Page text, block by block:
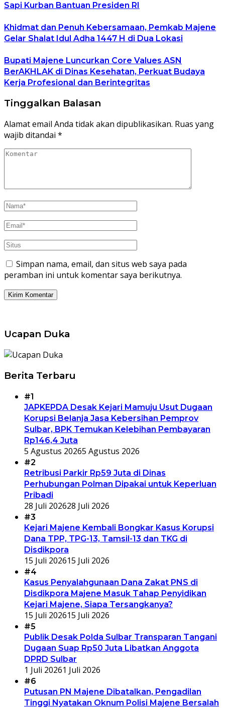
Sapi Kurban Bantuan Presiden RI
Khidmat dan Penuh Kebersamaan, Pemkab Majene
Gelar Shalat Idul Adha 1447 H di Dua Lokasi
Bupati Majene Luncurkan Core Values ASN
BerAKHLAK di Dinas Kesehatan, Perkuat Budaya
Kerja Profesional dan Berintegritas
Tinggalkan Balasan
Alamat email Anda tidak akan dipublikasikan. Ruas yang
wajib ditandai *
Simpan nama, email, dan situs web saya pada
peramban ini untuk komentar saya berikutnya.
Ucapan Duka
Berita Terbaru
#1
JAPKEPDA Desak Kejari Mamuju Usut Dugaan
Korupsi Belanja Jasa Kebersihan Pemprov
Sulbar, BPK Temukan Kelebihan Pembayaran
Rp146,4 Juta
5 Agustus 20265 Agustus 2026
#2
Retribusi Parkir Rp59 Juta di Dinas
Perhubungan Polman Dipakai untuk Keperluan
Pribadi
28 Juli 202628 Juli 2026
#3
Kejari Majene Kembali Bongkar Kasus Korupsi
Dana TPP, TPG-13, Tamsil-13 dan TKG di
Disdikpora
15 Juli 202615 Juli 2026
#4
Kasus Penyalahgunaan Dana Zakat PNS di
Disdikpora Majene Masuk Tahap Penyidikan
Kejari Majene, Siapa Tersangkanya?
15 Juli 202615 Juli 2026
#5
Publik Desak Polda Sulbar Transparan Tangani
Dugaan Suap Rp50 Juta Libatkan Anggota
DPRD Sulbar
1 Juli 20261 Juli 2026
#6
Putusan PN Majene Dibatalkan, Pengadilan
Tinggi Nyatakan Oknum Polisi Majene Bersalah